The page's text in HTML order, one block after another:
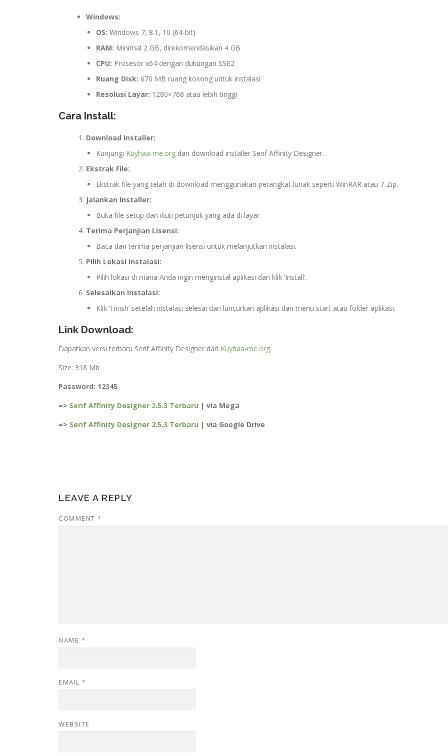
Windows:
OS: Windows 7, 8.1, 10 (64-bit)
RAM: Minimal 2 GB, direkomendasikan 4 GB
CPU: Prosesor x64 dengan dukungan SSE2
Ruang Disk: 670 MB ruang kosong untuk instalasi
Resolusi Layar: 1280×768 atau lebih tinggi
Cara Install:
Download Installer:
Kunjungi Kuyhaa-me.org dan download installer Serif Affinity Designer.
Ekstrak File:
Ekstrak file yang telah di-download menggunakan perangkat lunak seperti WinRAR atau 7-Zip.
Jalankan Installer:
Buka file setup dan ikuti petunjuk yang ada di layar.
Terima Perjanjian Lisensi:
Baca dan terima perjanjian lisensi untuk melanjutkan instalasi.
Pilih Lokasi Instalasi:
Pilih lokasi di mana Anda ingin menginstal aplikasi dan klik ‘Install’.
Selesaikan Instalasi:
Klik ‘Finish’ setelah instalasi selesai dan luncurkan aplikasi dari menu start atau folder aplikasi.
Link Download:
Dapatkan versi terbaru Serif Affinity Designer dari Kuyhaa-me.org.
Size: 318 Mb
Password: 12345
=> Serif Affinity Designer 2.5.3 Terbaru | via Mega
=> Serif Affinity Designer 2.5.3 Terbaru | via Google Drive
LEAVE A REPLY
COMMENT *
NAME *
EMAIL *
WEBSITE